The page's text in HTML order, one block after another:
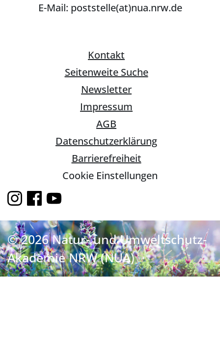
E-Mail: poststelle(at)nua.nrw.de
Kontakt
Seitenweite Suche
Newsletter
Impressum
AGB
Datenschutzerklärung
Barrierefreiheit
Cookie Einstellungen
© 2026 Natur- und Umweltschutz-
Akademie NRW (NUA)